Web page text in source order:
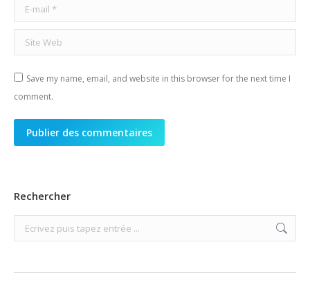
E-mail *
Site Web
Save my name, email, and website in this browser for the next time I
comment.
Publier des commentaires
Rechercher
Search: